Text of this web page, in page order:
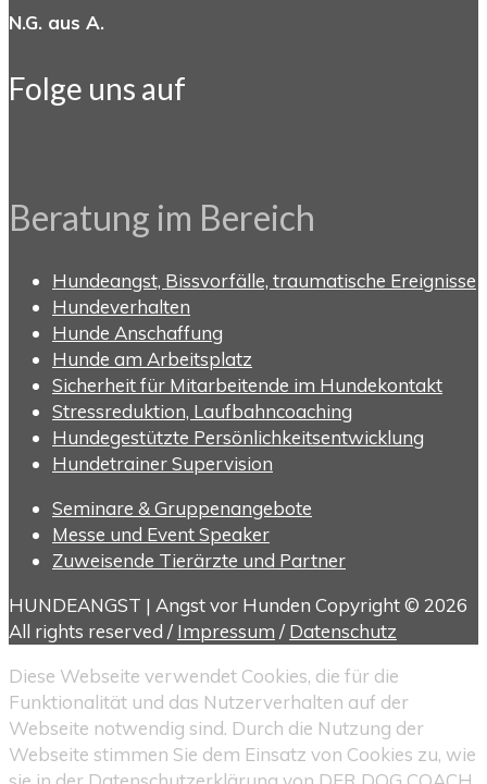
N.G. aus A.
Folge uns auf
Beratung im Bereich
Hundeangst, Bissvorfälle, traumatische Ereignisse
Hundeverhalten
Hunde Anschaffung
Hunde am Arbeitsplatz
Sicherheit für Mitarbeitende im Hundekontakt
Stressreduktion, Laufbahncoaching
Hundegestützte Persönlichkeitsentwicklung
Hundetrainer Supervision
Seminare & Gruppenangebote
Messe und Event Speaker
Zuweisende Tierärzte und Partner
HUNDEANGST | Angst vor Hunden Copyright © 2026
All rights reserved / Impressum / Datenschutz
Diese Webseite verwendet Cookies, die für die
Funktionalität und das Nutzerverhalten auf der
Webseite notwendig sind. Durch die Nutzung der
Webseite stimmen Sie dem Einsatz von Cookies zu, wie